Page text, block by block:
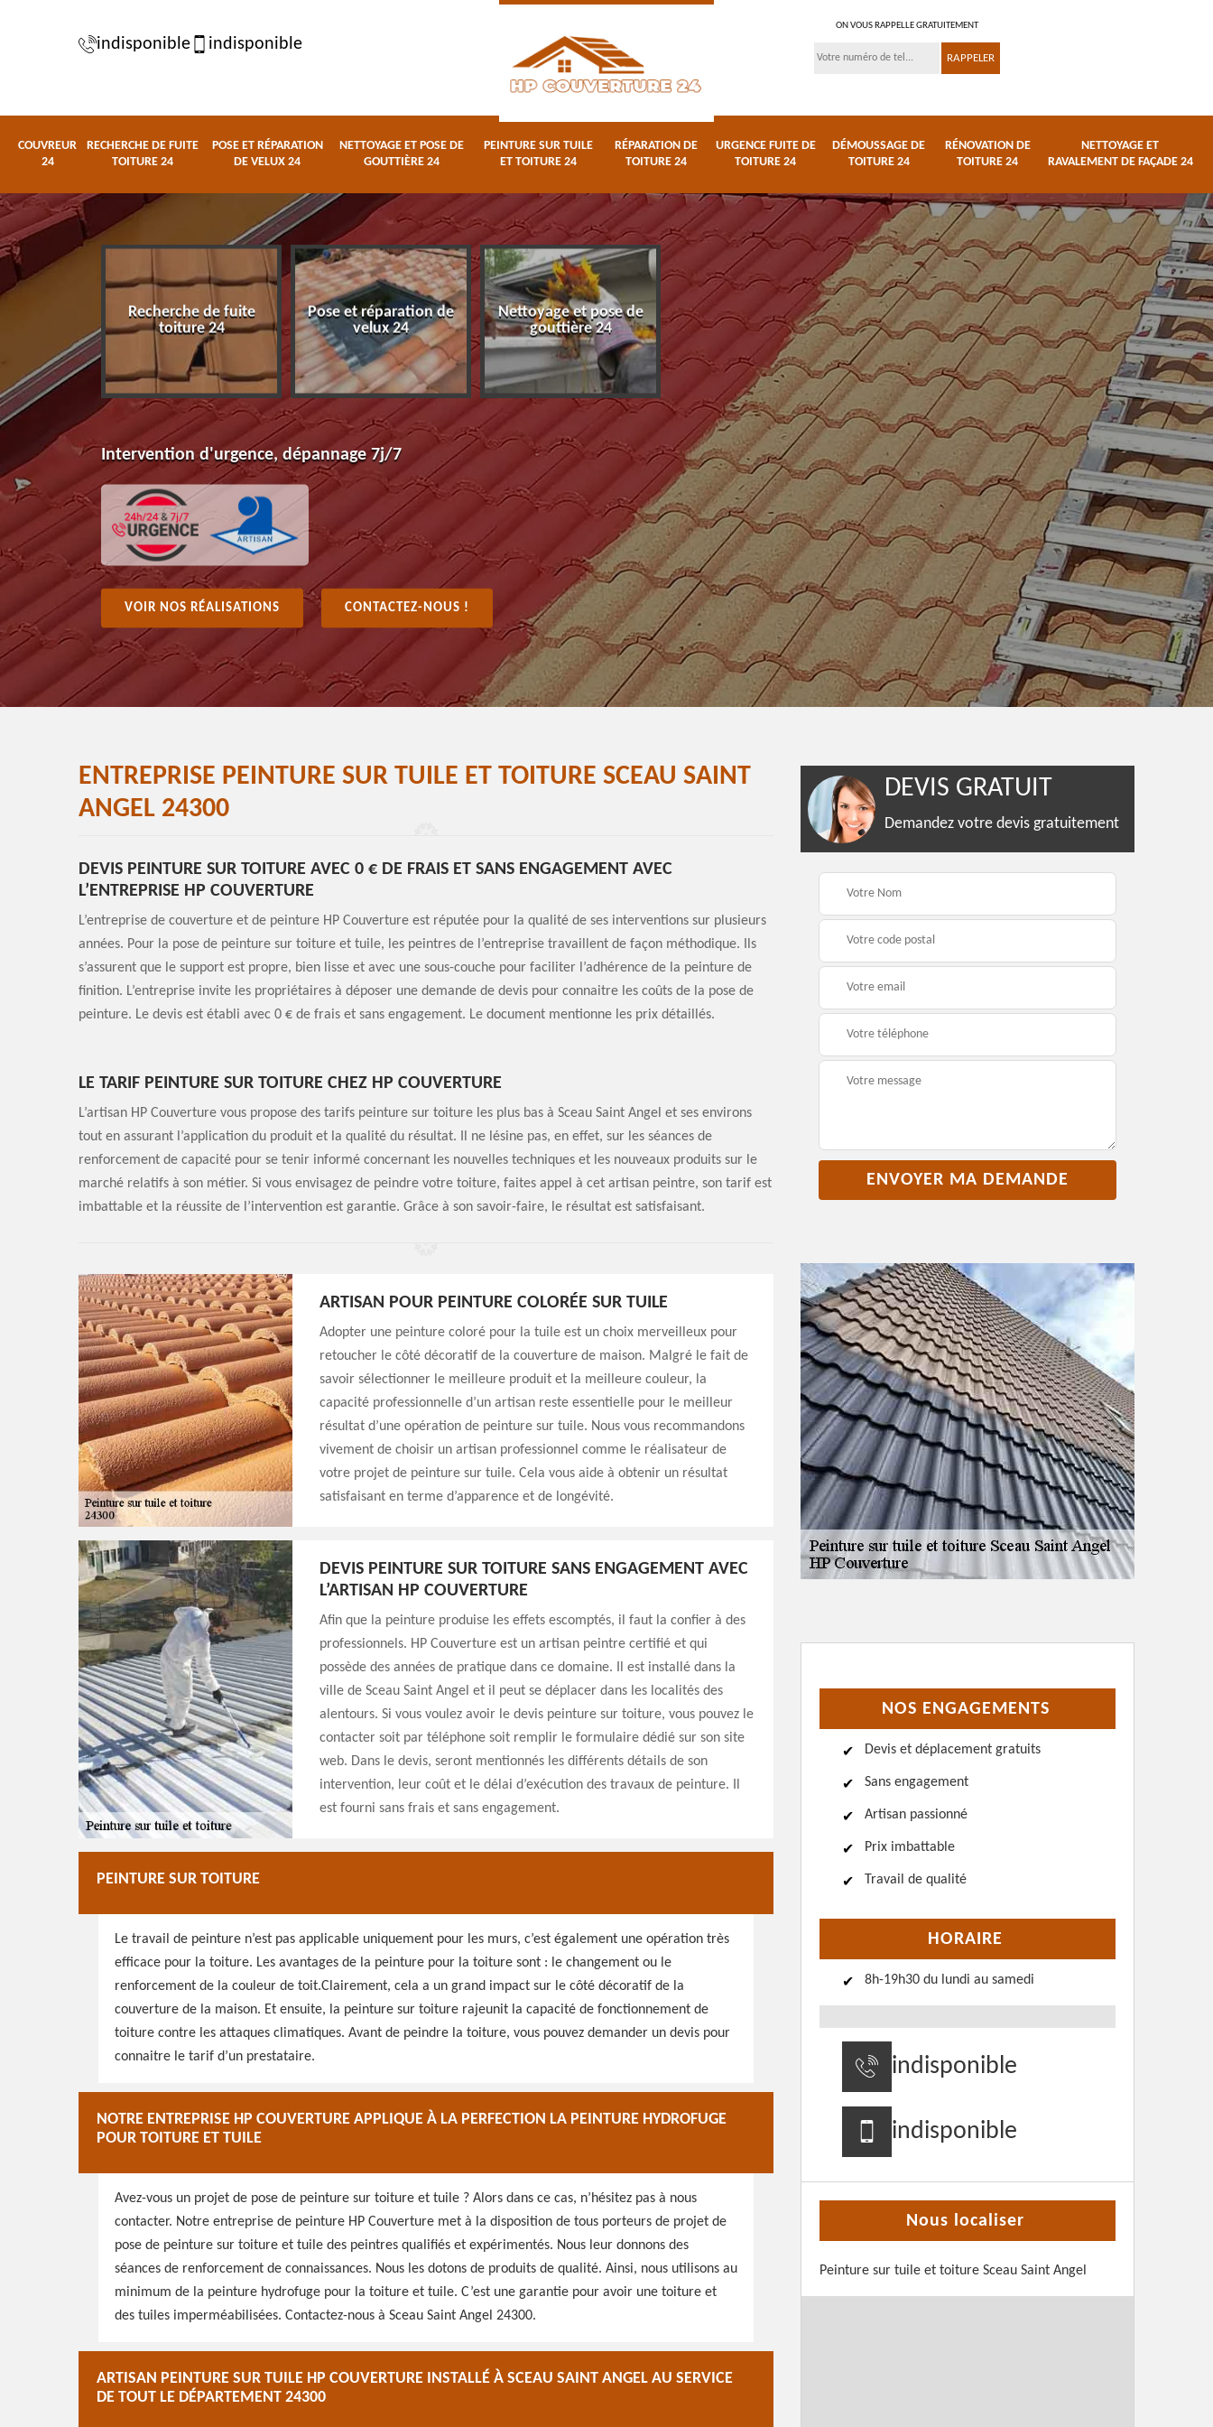
indisponible indisponible
ON VOUS RAPPELLE GRATUITEMENT
COUVREUR
24
RECHERCHE DE FUITE
TOITURE 24
POSE ET RÉPARATION
DE VELUX 24
NETTOYAGE ET POSE DE
GOUTTIÈRE 24
PEINTURE SUR TUILE
ET TOITURE 24
RÉPARATION DE
TOITURE 24
URGENCE FUITE DE
TOITURE 24
DÉMOUSSAGE DE
TOITURE 24
RÉNOVATION DE
TOITURE 24
NETTOYAGE ET
RAVALEMENT DE FAÇADE 24
Recherche de fuite
toiture 24
Pose et réparation de
velux 24
Nettoyage et pose de
gouttière 24
Peinture sur tuile et
toiture 24
Réparation de toiture
24
Urgence fuite de
toiture 24
Intervention d'urgence, dépannage 7j/7
VOIR NOS RÉALISATIONS CONTACTEZ-NOUS !
ENTREPRISE PEINTURE SUR TUILE ET TOITURE SCEAU SAINT
ANGEL 24300
DEVIS PEINTURE SUR TOITURE AVEC 0 € DE FRAIS ET SANS ENGAGEMENT AVEC
L’ENTREPRISE HP COUVERTURE
L’entreprise de couverture et de peinture HP Couverture est réputée pour la qualité de ses interventions sur plusieurs
années. Pour la pose de peinture sur toiture et tuile, les peintres de l’entreprise travaillent de façon méthodique. Ils
s’assurent que le support est propre, bien lisse et avec une sous-couche pour faciliter l’adhérence de la peinture de
finition. L’entreprise invite les propriétaires à déposer une demande de devis pour connaitre les coûts de la pose de
peinture. Le devis est établi avec 0 € de frais et sans engagement. Le document mentionne les prix détaillés.
LE TARIF PEINTURE SUR TOITURE CHEZ HP COUVERTURE
L’artisan HP Couverture vous propose des tarifs peinture sur toiture les plus bas à Sceau Saint Angel et ses environs
tout en assurant l’application du produit et la qualité du résultat. Il ne lésine pas, en effet, sur les séances de
renforcement de capacité pour se tenir informé concernant les nouvelles techniques et les nouveaux produits sur le
marché relatifs à son métier. Si vous envisagez de peindre votre toiture, faites appel à cet artisan peintre, son tarif est
imbattable et la réussite de l’intervention est garantie. Grâce à son savoir-faire, le résultat est satisfaisant.
ARTISAN POUR PEINTURE COLORÉE SUR TUILE
Adopter une peinture coloré pour la tuile est un choix merveilleux pour
retoucher le côté décoratif de la couverture de maison. Malgré le fait de
savoir sélectionner le meilleure produit et la meilleure couleur, la
capacité professionnelle d’un artisan reste essentielle pour le meilleur
résultat d’une opération de peinture sur tuile. Nous vous recommandons
vivement de choisir un artisan professionnel comme le réalisateur de
votre projet de peinture sur tuile. Cela vous aide à obtenir un résultat
satisfaisant en terme d’apparence et de longévité.
DEVIS PEINTURE SUR TOITURE SANS ENGAGEMENT AVEC
L’ARTISAN HP COUVERTURE
Afin que la peinture produise les effets escomptés, il faut la confier à des
professionnels. HP Couverture est un artisan peintre certifié et qui
possède des années de pratique dans ce domaine. Il est installé dans la
ville de Sceau Saint Angel et il peut se déplacer dans les localités des
alentours. Si vous voulez avoir le devis peinture sur toiture, vous pouvez le
contacter soit par téléphone soit remplir le formulaire dédié sur son site
web. Dans le devis, seront mentionnés les différents détails de son
intervention, leur coût et le délai d’exécution des travaux de peinture. Il
est fourni sans frais et sans engagement.
PEINTURE SUR TOITURE
Le travail de peinture n’est pas applicable uniquement pour les murs, c’est également une opération très
efficace pour la toiture. Les avantages de la peinture pour la toiture sont : le changement ou le
renforcement de la couleur de toit.Clairement, cela a un grand impact sur le côté décoratif de la
couverture de la maison. Et ensuite, la peinture sur toiture rajeunit la capacité de fonctionnement de
toiture contre les attaques climatiques. Avant de peindre la toiture, vous pouvez demander un devis pour
connaitre le tarif d’un prestataire.
NOTRE ENTREPRISE HP COUVERTURE APPLIQUE À LA PERFECTION LA PEINTURE HYDROFUGE
POUR TOITURE ET TUILE
Avez-vous un projet de pose de peinture sur toiture et tuile ? Alors dans ce cas, n’hésitez pas à nous
contacter. Notre entreprise de peinture HP Couverture met à la disposition de tous porteurs de projet de
pose de peinture sur toiture et tuile des peintres qualifiés et expérimentés. Nous leur donnons des
séances de renforcement de connaissances. Nous les dotons de produits de qualité. Ainsi, nous utilisons au
minimum de la peinture hydrofuge pour la toiture et tuile. C’est une garantie pour avoir une toiture et
des tuiles imperméabilisées. Contactez-nous à Sceau Saint Angel 24300.
ARTISAN PEINTURE SUR TUILE HP COUVERTURE INSTALLÉ À SCEAU SAINT ANGEL AU SERVICE
DE TOUT LE DÉPARTEMENT 24300
DEVIS GRATUIT
Demandez votre devis gratuitement
NOS ENGAGEMENTS
Devis et déplacement gratuits
Sans engagement
Artisan passionné
Prix imbattable
Travail de qualité
HORAIRE
8h-19h30 du lundi au samedi
indisponible
indisponible
Nous localiser
Peinture sur tuile et toiture Sceau Saint Angel